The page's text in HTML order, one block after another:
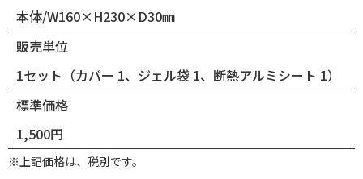
本体/W160×H230×D30㎜
販売単位
1セット（カバー 1、ジェル袋 1、断熱アルミシート 1）
標準価格
1,500円
※上記価格は、税別です。